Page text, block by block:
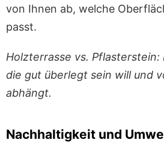
von Ihnen ab, welche
passt.
Holzterrasse vs. Pflasterstein:
die gut überlegt sein will und
abhängt.
Nachhaltigkeit und